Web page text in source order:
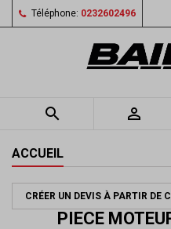
Téléphone: 0232602496
 
ACCUEIL
CRÉER UN DEVIS À PARTIR DE
PIECE